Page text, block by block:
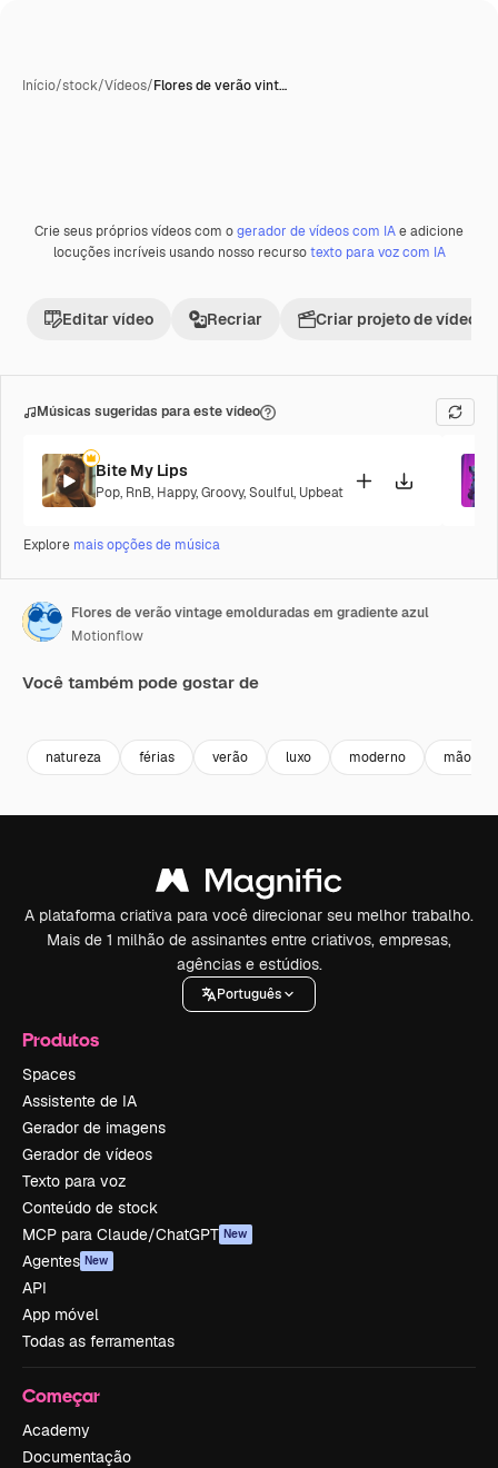
Início/stock/Vídeos/Flores de verão vint…
Premium
Crie seus próprios vídeos com ogerador de vídeos com IAe adicione
locuções incríveis usando nosso recursotexto para voz com IA
Editar vídeo Recriar Criar projeto de vídeo
Músicas sugeridas para este vídeo
Bite My Lips
Pop, RnB, Happy,Groovy,Soulful, Upbeat
Explore mais opções de música
Flores de verão vintage emolduradas em gradiente azul
Motionflow
Você também pode gostar de
natureza férias verão luxo moderno mão
A plataforma criativa para você direcionar seu melhor trabalho.
Mais de 1 milhão de assinantes entre criativos, empresas,
agências e estúdios.
Português
Produtos
Spaces
Assistente de IA
Gerador de imagens
Gerador de vídeos
Texto para voz
Conteúdo de stock
MCP para Claude/ChatGPT New
Agentes New
API
App móvel
Todas as ferramentas
Começar
Academy
Documentação